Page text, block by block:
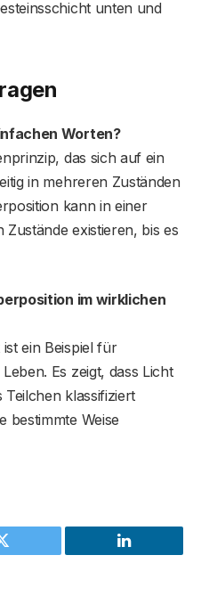
unten und
Worten?
das sich auf ein
in mehreren Zuständen
kann in einer
existieren, bis es
im wirklichen
ein Beispiel für
Es zeigt, dass Licht
Teilchen klassifiziert
bestimmte Weise
Twitter LinkedIn